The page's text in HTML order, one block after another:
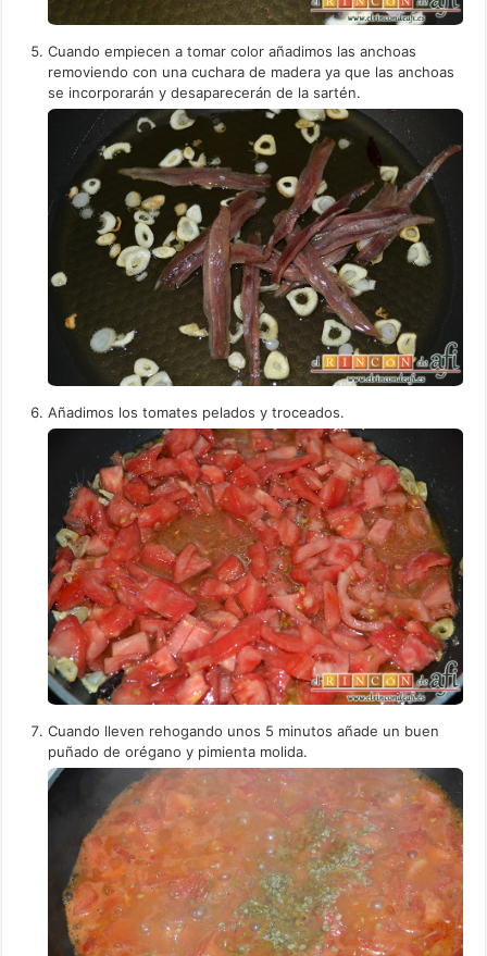
Cuando empiecen a tomar color añadimos las anchoas
removiendo con una cuchara de madera ya que las anchoas
se incorporarán y desaparecerán de la sartén.
Añadimos los tomates pelados y troceados.
Cuando lleven rehogando unos 5 minutos añade un buen
puñado de orégano y pimienta molida.